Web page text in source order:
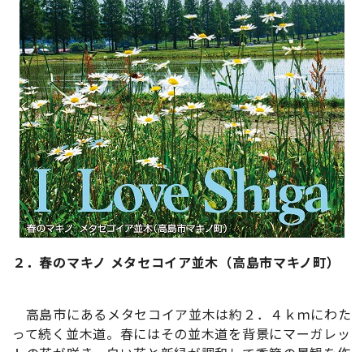
２．春のマキノ メタセコイア並木（高島市マキノ町）
高島市にあるメタセコイア並木は約２．４ｋｍにわた
って続く並木道。春にはその並木道を背景にマーガレッ